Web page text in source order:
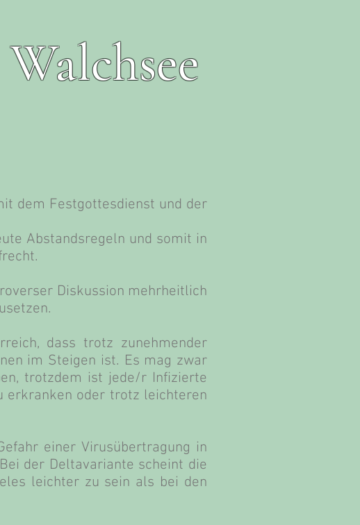
dem Festgottesdienst und der
Abstandsregeln und somit in
Diskussion mehrheitlich
dass trotz zunehmender
im Steigen ist. Es mag zwar
trotzdem ist jede/r Infizierte
erkranken oder trotz leichteren
einer Virusübertragung in
der Deltavariante scheint die
leichter zu sein als bei den